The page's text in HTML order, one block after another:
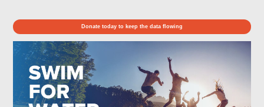
Donate today to keep the data flowing